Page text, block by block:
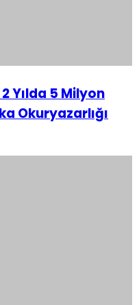
Yılda 5 Milyon
Okuryazarlığı